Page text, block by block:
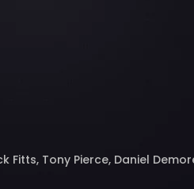
Fitts, Tony Pierce, Daniel
A.J. Smith, Bill Olmsted,